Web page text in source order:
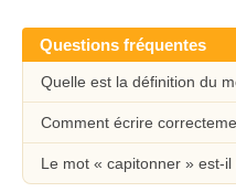
Questions fréquentes
Quelle est la définition du
Comment écrire
Le mot « capitonner » est-